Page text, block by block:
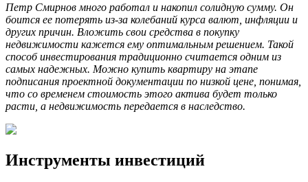
Петр Смирнов много работал и накопил солидную сумму. Он
боится ее потерять из-за колебаний курса валют, инфляции и
других причин. Вложить свои средства в покупку
недвижимости кажется ему оптимальным решением. Такой
способ инвестирования традиционно считается одним из
самых надежных. Можно купить квартиру на этапе
подписания проектной документации по низкой цене, понимая,
что со временем стоимость этого актива будет только
расти, а недвижимость передается в наследство.
Инструменты инвестиций